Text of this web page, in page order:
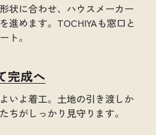
状に合わせ、ハウスメーカー
進めます。TOCHIYAも窓口と
ト。
完成へ
いよ着工。土地の引き渡しか
ちがしっかり見守ります。